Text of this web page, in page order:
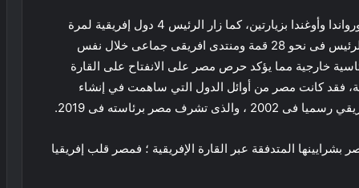
وحظيت السودان بـ 4 زيارات وكل من غينيا الاستوائية ورواندا وأوغندا بزيارتين، كما زار الرئيس 4 دول إفريقية لمرة
واحدة، وهى كينيا ، تنزانيا، الجابون وتشاد، كما شارك الرئيس فى نحو 28 قمة ومنتدى افريقى جماعى خلال نفس
المنطقة الافريقية على 3 جولات رئاسية خارجية مما يؤكد حرص مصر على الانفتاح على القارة
فقد كانت مصر من أوائل الدول التي ساهمت في إنشاء
مصر برئاسته فى 2019.
المتدفقة عبر القارة الإفريقية ؛ فمصر قلب إفريقيا